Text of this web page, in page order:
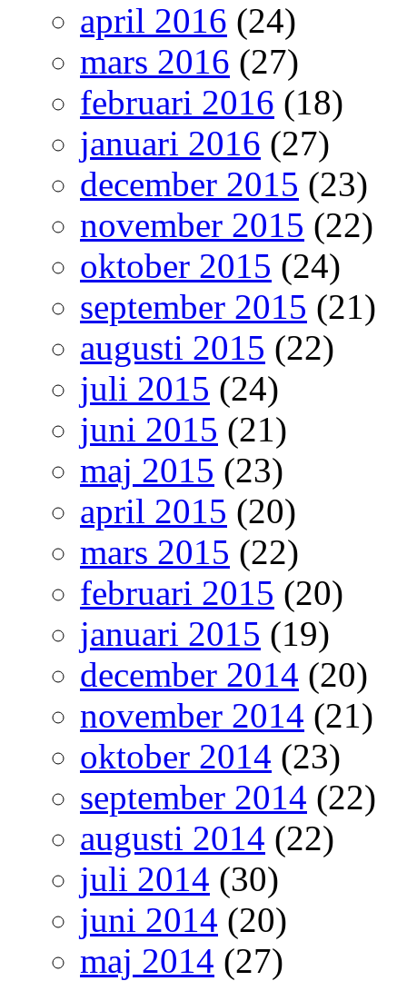
april 2016 (24)
mars 2016 (27)
februari 2016 (18)
januari 2016 (27)
december 2015 (23)
november 2015 (22)
oktober 2015 (24)
september 2015 (21)
augusti 2015 (22)
juli 2015 (24)
juni 2015 (21)
maj 2015 (23)
april 2015 (20)
mars 2015 (22)
februari 2015 (20)
januari 2015 (19)
december 2014 (20)
november 2014 (21)
oktober 2014 (23)
september 2014 (22)
augusti 2014 (22)
juli 2014 (30)
juni 2014 (20)
maj 2014 (27)